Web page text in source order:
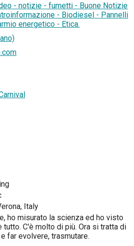
- notizie - fumetti - Buone Notizie
- Biodiesel - Pannelli
energetico - Etica.
Italy
ho misurato la scienza ed ho visto
tutto. C'è molto di più. Ora si tratta di
far evolvere, trasmutare.